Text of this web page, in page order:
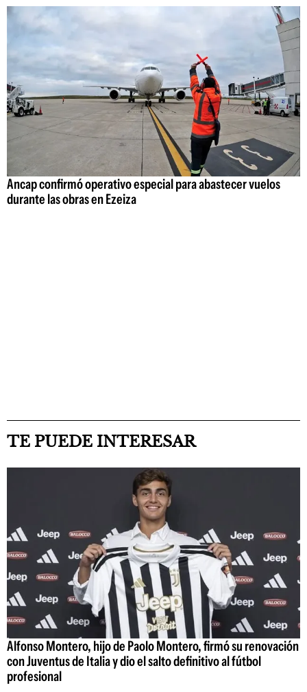
Ancap confirmó operativo especial para abastecer vuelos
durante las obras en Ezeiza
TE PUEDE INTERESAR
Alfonso Montero, hijo de Paolo Montero, firmó su renovación
con Juventus de Italia y dio el salto definitivo al fútbol
profesional